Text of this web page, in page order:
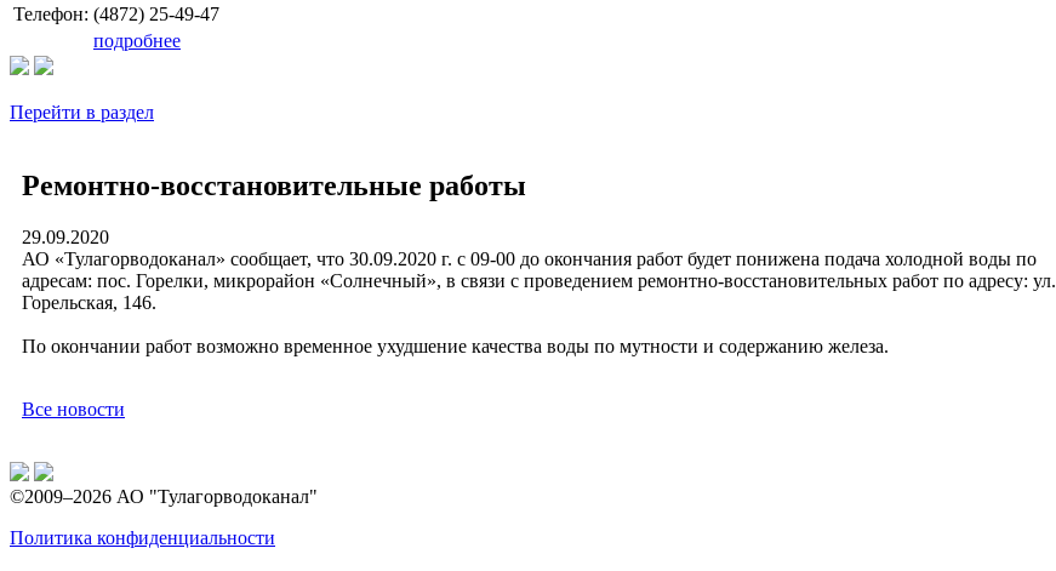
Телефон: (4872) 25-49-47
подробнее
Перейти в раздел
Ремонтно-восстановительные работы
29.09.2020
АО «Тулагорводоканал» сообщает, что 30.09.2020 г. с 09-00 до окончания работ будет понижена подача холодной воды по
адресам: пос. Горелки, микрорайон «Солнечный», в связи с проведением ремонтно-восстановительных работ по адресу: ул.
Горельская, 146.
По окончании работ возможно временное ухудшение качества воды по мутности и содержанию железа.
Все новости
©2009–2026 АО "Тулагорводоканал"
Политика конфиденциальности